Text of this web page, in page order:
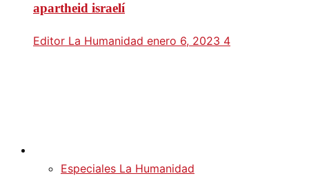
apartheid israelí
Editor La Humanidad enero 6, 2023 4
Especiales La Humanidad